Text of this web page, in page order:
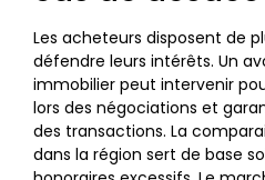
Les acheteurs disposent de
défendre leurs intérêts. Un
immobilier peut intervenir
lors des négociations et
des transactions. La
dans la région sert de base